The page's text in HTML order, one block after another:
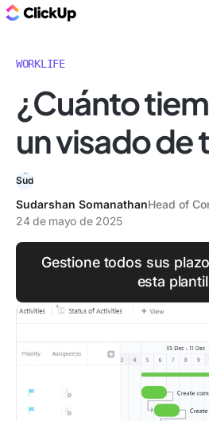
WORKLIFE
¿Cuánto
un visado de
Sudarshan SomanathanHead of
24 de mayo de 2025
Gestione todos sus
esta